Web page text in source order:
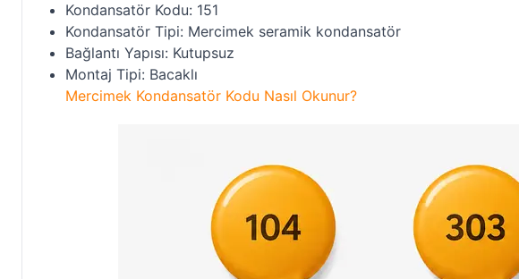
Kondansatör Kodu: 151
Kondansatör Tipi: Mercimek seramik kondansatör
Bağlantı Yapısı: Kutupsuz
Montaj Tipi: Bacaklı
Mercimek Kondansatör Kodu Nasıl Okunur?